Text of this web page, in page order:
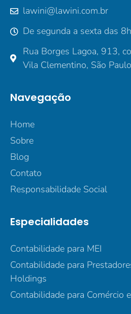
lawini@lawini.com.br
De segunda a sexta das
Rua Borges Lagoa, 913,
Vila Clementino, São
Navegação
Home
Sobre
Blog
Contato
Responsabilidade Social
Especialidades
Contabilidade para MEI
Contabilidade para
Holdings
Contabilidade para Comércio